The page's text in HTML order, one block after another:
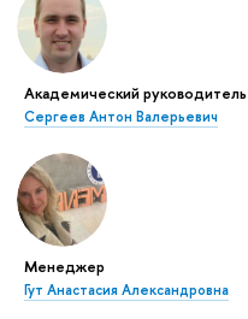
Академический руководитель
Сергеев Антон Валерьевич
Менеджер
Гут Анастасия Александровна